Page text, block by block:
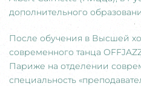
дополнительного
После обучения в Высшей
современного танца
Париже на отделении
специальность